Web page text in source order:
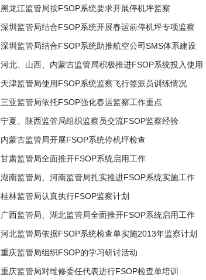
黑龙江监管局按FSOP系统要求开展停机坪监察
深圳监管局结合FSOP系统开展春运前停机坪专项监察
深圳监管局结合FSOP系统助推航空公司SMS体系建设
河北、山西、内蒙古监管局积极推进FSOP系统投入使用
天津监管局使用FSOP系统监察飞行签派员训练情况
三亚监管局依托FSOP强化春运监察工作重点
宁夏、陕西监管局组织监察员交流FSOP监察经验
内蒙古监管局开展FSOP系统停机坪检查
甘肃监管局全面推开FSOP系统启用工作
湖南监管局、河南监管局扎实推进FSOP系统实施工作
桂林监管局认真执行FSOP监察计划
广西监管局、湖北监管局全面推开FSOP系统启用工作
河北监管局依据FSOP系统检查单实施2013年监察计划
重庆监管局组织FSOP的学习研讨活动
重庆监管局对维修委任代表进行FSOP检查单培训